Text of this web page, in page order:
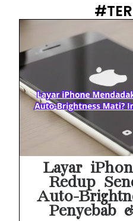
Layar
Redup
Auto-
Penyebab